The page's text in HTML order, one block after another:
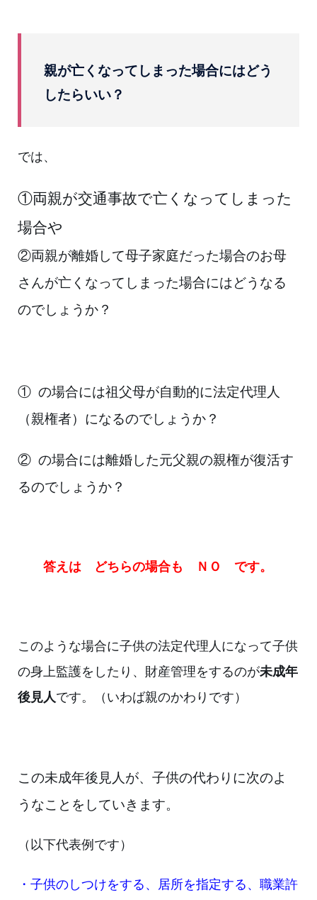
親が亡くなってしまった場合にはどう
したらいい？
では、
①両親が交通事故で亡くなってしまった
場合や
②両親が離婚して母子家庭だった場合のお母
さんが亡くなってしまった場合にはどうなる
のでしょうか？
① の場合には祖父母が自動的に法定代理人
（親権者）になるのでしょうか？
② の場合には離婚した元父親の親権が復活す
るのでしょうか？
答えは どちらの場合も ＮＯ です。
このような場合に子供の法定代理人になって子供
の身上監護をしたり、財産管理をするのが未成年
後見人です。（いわば親のかわりです）
この未成年後見人が、子供の代わりに次のよ
うなことをしていきます。
（以下代表例です）
・子供のしつけをする、居所を指定する、職業許